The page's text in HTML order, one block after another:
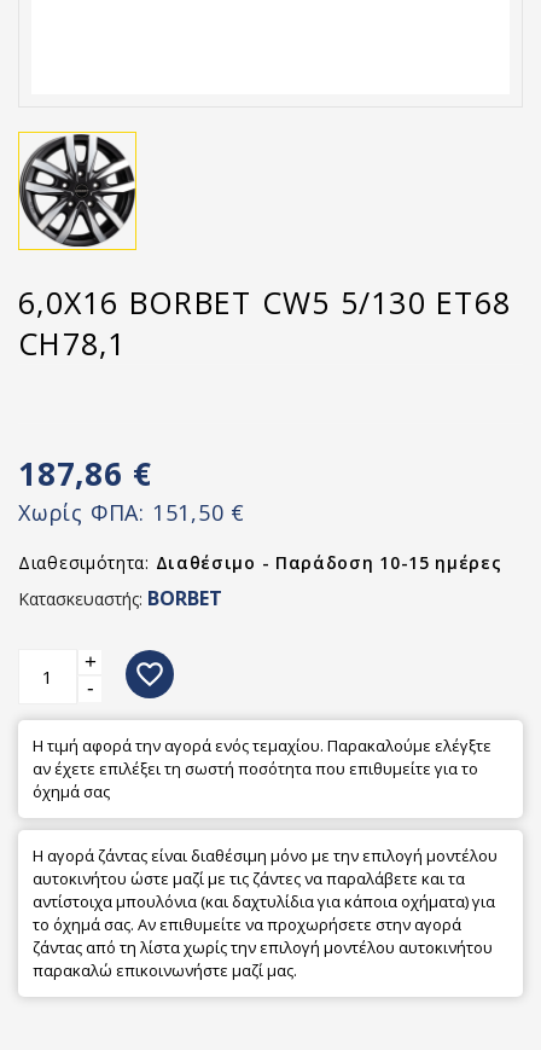
6,0X16 BORBET CW5 5/130 ET68
CH78,1
187,86 €
Χωρίς ΦΠΑ: 151,50 €
Διαθεσιμότητα: Διαθέσιμο - Παράδοση 10-15 ημέρες
Κατασκευαστής: BORBET
+
-
favorite_border
Η τιμή αφορά την αγορά ενός τεμαχίου. Παρακαλούμε ελέγξτε
αν έχετε επιλέξει τη σωστή ποσότητα που επιθυμείτε για το
όχημά σας
Η αγορά ζάντας είναι διαθέσιμη μόνο με την επιλογή μοντέλου
αυτοκινήτου ώστε μαζί με τις ζάντες να παραλάβετε και τα
αντίστοιχα μπουλόνια (και δαχτυλίδια για κάποια οχήματα) για
το όχημά σας. Αν επιθυμείτε να προχωρήσετε στην αγορά
ζάντας από τη λίστα χωρίς την επιλογή μοντέλου αυτοκινήτου
παρακαλώ επικοινωνήστε μαζί μας.